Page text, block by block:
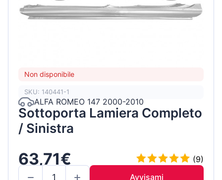
Non disponibile
SKU: 140441-1
ALFA ROMEO 147 2000-2010
Sottoporta Lamiera Completo
/ Sinistra
63,71€
(9)
Avvisami